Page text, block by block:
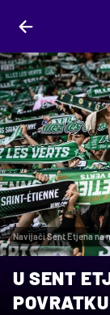
Navijači Sent Etjena na
U SENT